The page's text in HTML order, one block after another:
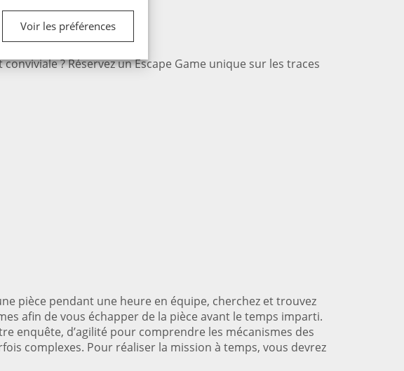
Voir les préférences
? Réservez un Escape Game unique sur les traces
pièce pendant une heure en équipe, cherchez et trouvez
afin de vous échapper de la pièce avant le temps imparti.
enquête, d’agilité pour comprendre les mécanismes des
complexes. Pour réaliser la mission à temps, vous devrez